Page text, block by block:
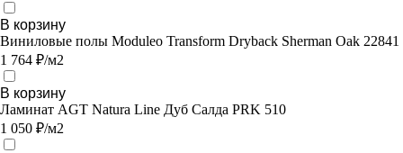
В корзину
Виниловые полы Moduleo Transform Dryback Sherman Oak 22841
1 764 ₽/м2
В корзину
Ламинат AGT Natura Line Дуб Салда PRK 510
1 050 ₽/м2